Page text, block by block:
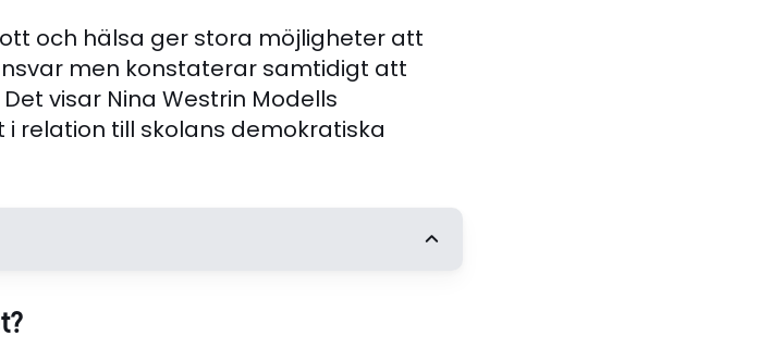
och hälsa ger stora möjligheter att
men konstaterar samtidigt att
visar Nina Westrin Modells
relation till skolans demokratiska